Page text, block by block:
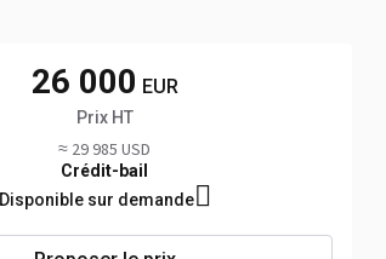
26 000 EUR
Prix HT
≈ 29 985 USD
Crédit-bail
Disponible sur demande